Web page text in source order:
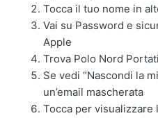
Tocca il tuo nome in
Vai su Password e
Apple
Trova Polo Nord
Se vedi “Nascondi la
un’email mascherata
Tocca per visualizzare